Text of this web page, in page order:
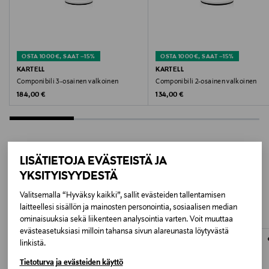
LISÄTIETOJA EVÄSTEISTÄ JA
YKSITYISYYDESTÄ
Valitsemalla “Hyväksy kaikki”, sallit evästeiden tallentamisen
laitteellesi sisällön ja mainosten personointia, sosiaalisen median
ominaisuuksia sekä liikenteen analysointia varten. Voit muuttaa
evästeasetuksiasi milloin tahansa sivun alareunasta löytyvästä
linkistä.
Tietoturva ja evästeiden käyttö
Koko
32 x 32 x 40 cm
Valmistusmaa
Italia
VP0003000335
Valmistaja
Kartell S.p.A.
Valmistajan osoite
VIA DELLE INDUSTRIE 1, I-20082, NOVIGLIO, ITALY
OSTA 1000€, SAAT –15%
KARTELL
Componibili 3-osainen valkoinen
Original Price
184,00 €
OSTA 1000€, SAAT –15%
KARTELL
Componibili 2-osainen valkoinen
Original Price
134,00 €
LISÄÄ KIINNOSTAVIA
TUOTTEITA